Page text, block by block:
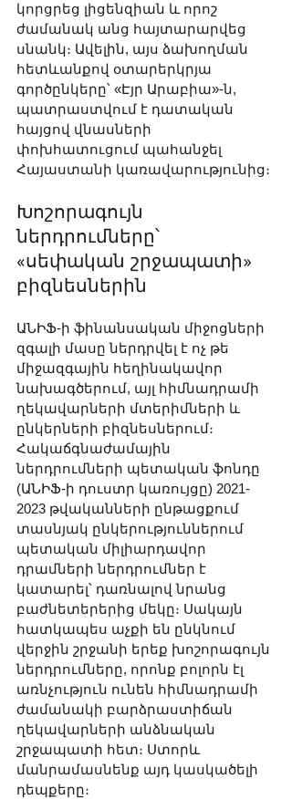
կորցրեց լիցենզիան և որոշ
ժամանակ անց հայտարարվեց
սնանկ։ Ավելին, այս ձախողման
հետևանքով օտարերկրյա
գործընկերը՝ «Էյր Արաբիա»-ն,
պատրաստվում է դատական
հայցով վնասների
փոխհատուցում պահանջել
Հայաստանի կառավարությունից։
Խոշորագույն
ներդրումները՝
«սեփական շրջապատի»
բիզնեսներին
ԱՆԻՖ-ի ֆինանսական միջոցների
զգալի մասը ներդրվել է ոչ թե
միջազգային հեղինակավոր
նախագծերում, այլ հիմնադրամի
ղեկավարների մտերիմների և
ընկերների բիզնեսներում։
Հակաճգնաժամային
ներդրումների պետական ֆոնդը
(ԱՆԻՖ-ի դուստր կառույցը) 2021-
2023 թվականների ընթացքում
տասնյակ ընկերություններում
պետական միլիարդավոր
դրամների ներդրումներ է
կատարել՝ դառնալով նրանց
բաժնետերերից մեկը։ Սակայն
հատկապես աչքի են ընկնում
վերջին շրջանի երեք խոշորագույն
ներդրումները, որոնք բոլորն էլ
առնչություն ունեն հիմնադրամի
ժամանակի բարձրաստիճան
ղեկավարների անձնական
շրջապատի հետ։ Ստորև
մանրամասնենք այդ կասկածելի
դեպքերը։